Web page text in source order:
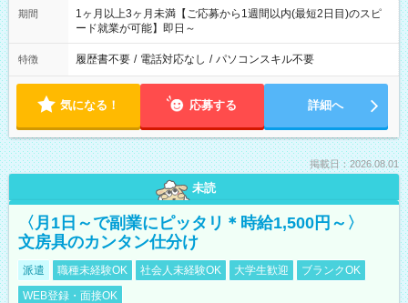
期間
1ヶ月以上3ヶ月未満【ご応募から1週間以内(最短2日目)のスピ
ード就業が可能】即日～
特徴 履歴書不要 / 電話対応なし / パソコンスキル不要
気になる！ 応募する 詳細へ
掲載日：2026.08.01
未読
〈月1日～で副業にピッタリ＊時給1,500円～〉
文房具のカンタン仕分け
派遣 職種未経験OK 社会人未経験OK 大学生歓迎
ブランクOK
WEB登録・面接OK